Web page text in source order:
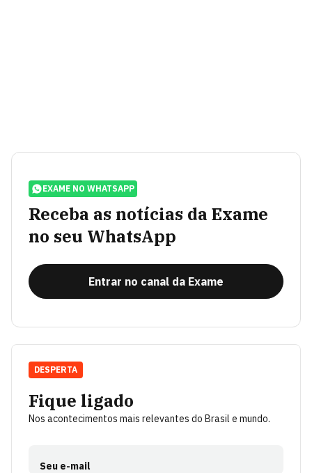
EXAME NO WHATSAPP
Receba as notícias da Exame
no seu WhatsApp
Entrar no canal da Exame
Fique ligado
Nos acontecimentos mais relevantes do Brasil e mundo.
Seu e-mail
DESPERTA